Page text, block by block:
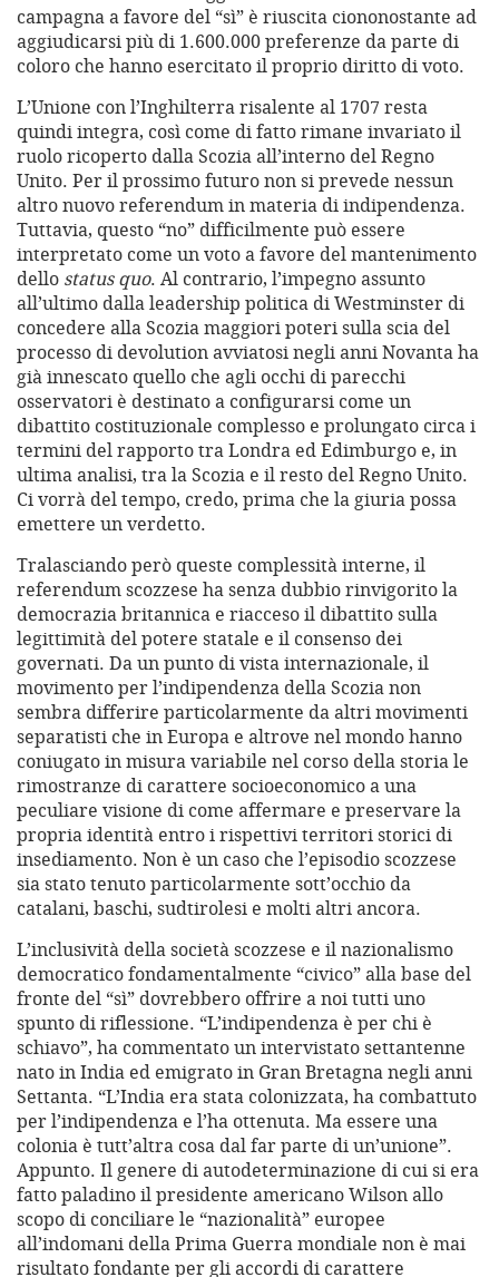
campagna a favore del “sì” è riuscita ciononostante ad
aggiudicarsi più di 1.600.000 preferenze da parte di
coloro che hanno esercitato il proprio diritto di voto.
L’Unione con l’Inghilterra risalente al 1707 resta
quindi integra, così come di fatto rimane invariato il
ruolo ricoperto dalla Scozia all’interno del Regno
Unito. Per il prossimo futuro non si prevede nessun
altro nuovo referendum in materia di indipendenza.
Tuttavia, questo “no” difficilmente può essere
interpretato come un voto a favore del mantenimento
dello status quo. Al contrario, l’impegno assunto
all’ultimo dalla leadership politica di Westminster di
concedere alla Scozia maggiori poteri sulla scia del
processo di devolution avviatosi negli anni Novanta ha
già innescato quello che agli occhi di parecchi
osservatori è destinato a configurarsi come un
dibattito costituzionale complesso e prolungato circa i
termini del rapporto tra Londra ed Edimburgo e, in
ultima analisi, tra la Scozia e il resto del Regno Unito.
Ci vorrà del tempo, credo, prima che la giuria possa
emettere un verdetto.
Tralasciando però queste complessità interne, il
referendum scozzese ha senza dubbio rinvigorito la
democrazia britannica e riacceso il dibattito sulla
legittimità del potere statale e il consenso dei
governati. Da un punto di vista internazionale, il
movimento per l’indipendenza della Scozia non
sembra differire particolarmente da altri movimenti
separatisti che in Europa e altrove nel mondo hanno
coniugato in misura variabile nel corso della storia le
rimostranze di carattere socioeconomico a una
peculiare visione di come affermare e preservare la
propria identità entro i rispettivi territori storici di
insediamento. Non è un caso che l’episodio scozzese
sia stato tenuto particolarmente sott’occhio da
catalani, baschi, sudtirolesi e molti altri ancora.
L’inclusività della società scozzese e il nazionalismo
democratico fondamentalmente “civico” alla base del
fronte del “sì” dovrebbero offrire a noi tutti uno
spunto di riflessione. “L’indipendenza è per chi è
schiavo”, ha commentato un intervistato settantenne
nato in India ed emigrato in Gran Bretagna negli anni
Settanta. “L’India era stata colonizzata, ha combattuto
per l’indipendenza e l’ha ottenuta. Ma essere una
colonia è tutt’altra cosa dal far parte di un’unione”.
Appunto. Il genere di autodeterminazione di cui si era
fatto paladino il presidente americano Wilson allo
scopo di conciliare le “nazionalità” europee
all’indomani della Prima Guerra mondiale non è mai
risultato fondante per gli accordi di carattere